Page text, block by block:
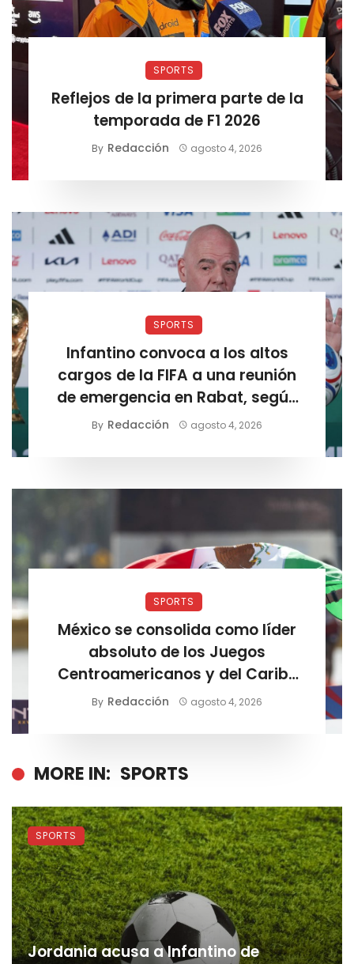
SPORTS
Reflejos de la primera parte de la
temporada de F1 2026
By Redacción agosto 4, 2026
SPORTS
Infantino convoca a los altos
cargos de la FIFA a una reunión
de emergencia en Rabat, según
Sky Sports
By Redacción agosto 4, 2026
SPORTS
México se consolida como líder
absoluto de los Juegos
Centroamericanos y del Caribe
Santo Domingo 2026
By Redacción agosto 4, 2026
MORE IN: SPORTS
Jordania acusa a Infantino de
SPORTS